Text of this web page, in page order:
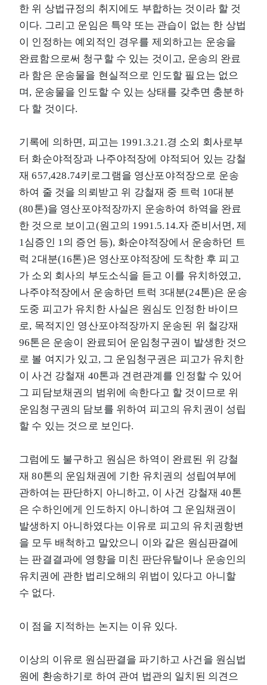
한 위 상법규정의 취지에도 부합하는 것이라 할 것
이다. 그리고 운임은 특약 또는 관습이 없는 한 상법
이 인정하는 예외적인 경우를 제외하고는 운송을
완료함으로써 청구할 수 있는 것이고, 운송의 완료
라 함은 운송물을 현실적으로 인도할 필요는 없으
며, 운송물을 인도할 수 있는 상태를 갖추면 충분하
다 할 것이다.
기록에 의하면, 피고는 1991.3.21.경 소외 회사로부
터 화순야적장과 나주야적장에 야적되어 있는 강철
재 657,428.74키로그램을 영산포야적장으로 운송
하여 줄 것을 의뢰받고 위 강철재 중 트럭 10대분
(80톤)을 영산포야적장까지 운송하여 하역을 완료
한 것으로 보이고(원고의 1991.5.14.자 준비서면, 제
1심증인 1의 증언 등), 화순야적장에서 운송하던 트
럭 2대분(16톤)은 영산포야적장에 도착한 후 피고
가 소외 회사의 부도소식을 듣고 이를 유치하였고,
나주야적장에서 운송하던 트럭 3대분(24톤)은 운송
도중 피고가 유치한 사실은 원심도 인정한 바이므
로, 목적지인 영산포야적장까지 운송된 위 철강재
96톤은 운송이 완료되어 운임청구권이 발생한 것으
로 볼 여지가 있고, 그 운임청구권은 피고가 유치한
이 사건 강철재 40톤과 견련관계를 인정할 수 있어
그 피담보채권의 범위에 속한다고 할 것이므로 위
운임청구권의 담보를 위하여 피고의 유치권이 성립
할 수 있는 것으로 보인다.
그럼에도 불구하고 원심은 하역이 완료된 위 강철
재 80톤의 운임채권에 기한 유치권의 성립여부에
관하여는 판단하지 아니하고, 이 사건 강철재 40톤
은 수하인에게 인도하지 아니하여 그 운임채권이
발생하지 아니하였다는 이유로 피고의 유치권항변
을 모두 배척하고 말았으니 이와 같은 원심판결에
는 판결결과에 영향을 미친 판단유탈이나 운송인의
유치권에 관한 법리오해의 위법이 있다고 아니할
수 없다.
이 점을 지적하는 논지는 이유 있다.
이상의 이유로 원심판결을 파기하고 사건을 원심법
원에 환송하기로 하여 관여 법관의 일치된 의견으